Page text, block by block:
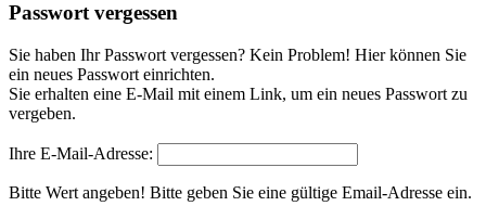
Passwort vergessen
Sie haben Ihr Passwort vergessen? Kein Problem! Hier können Sie
ein neues Passwort einrichten.
Sie erhalten eine E-Mail mit einem Link, um ein neues Passwort zu
vergeben.
Ihre E-Mail-Adresse:
Bitte Wert angeben! Bitte geben Sie eine gültige Email-Adresse ein.